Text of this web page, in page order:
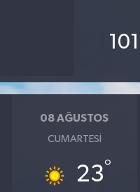
08 AĞUSTOS
CUMARTESI
23°